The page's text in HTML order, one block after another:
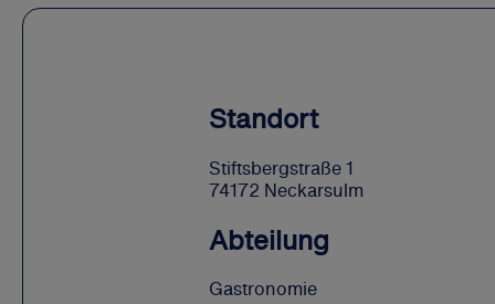
Standort
Stiftsbergstraße 1
74172 Neckarsulm
Abteilung
Gastronomie